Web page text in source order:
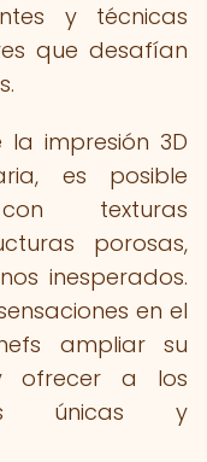
y técnicas
que desafían
impresión 3D
es posible
texturas
porosas,
inesperados.
en el
ampliar su
ofrecer a los
únicas y